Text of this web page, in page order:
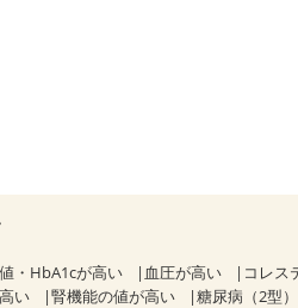
・HbA1cが高い 血圧が高い
コレス
い 腎機能の値が高い 糖尿病（2型）